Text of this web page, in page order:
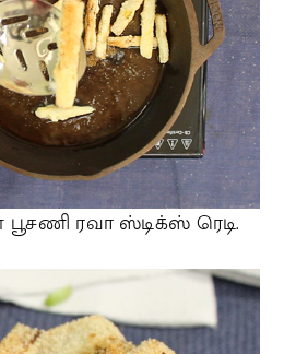
ரவா ஸ்டிக்ஸ் ரெடி.